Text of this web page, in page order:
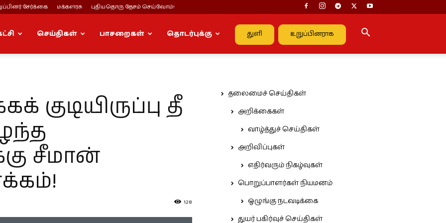
சேர்க்கை மக்களரசு புதியதொரு தேசம் செய்வோம்!
துளி உறுப்பினராக
செய்திகள் பாசறைகள் தொடர்புக்கு
குடியிருப்பு தீ
சீமான்
128
தலைமைச் செய்திகள்
அறிக்கைகள்
வாழ்த்துச் செய்திகள்
அறிவிப்புகள்
எதிர்வரும் நிகழ்வுகள்
பொறுப்பாளர்கள் நியமனம்
ஒழுங்கு நடவடிக்கை
துயர் பகிர்வுச் செய்திகள்